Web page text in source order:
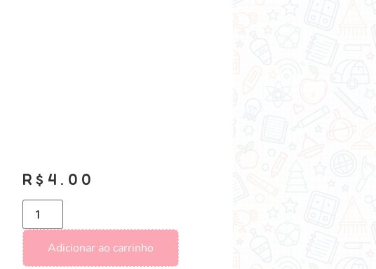
R$ 4.00
Adicionar ao carrinho